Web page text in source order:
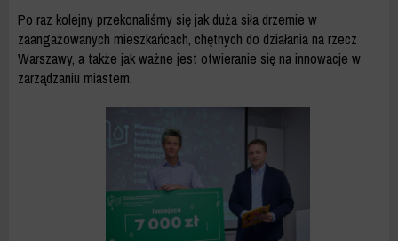
Po raz kolejny przekonaliśmy się jak duża siła drzemie w
zaangażowanych mieszkańcach, chętnych do działania na rzecz
Warszawy, a także jak ważne jest otwieranie się na innowacje w
zarządzaniu miastem.